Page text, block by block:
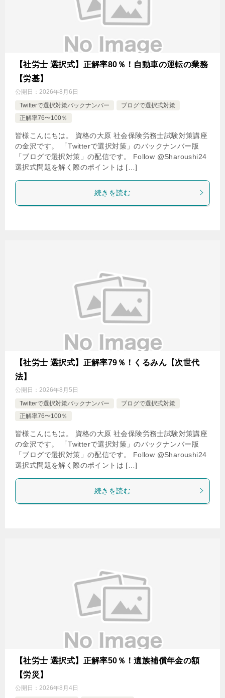
【社労士 選択式】正解率80％！自動車の運転の業務
【労基】
公開日： 2026年8月6日
Twitterで選択対策バックナンバー
ブログで選択式対策
正解率76〜100％
皆様こんにちは。 資格の大原 社会保険労務士試験対策講座
の金沢です。 「Twitterで選択対策」のバックナンバー版
「ブログで選択対策」の配信です。 Follow @Sharoushi24
選択式問題を解く際のポイントは […]
続きを読む
【社労士 選択式】正解率79％！くるみん【次世代
法】
公開日： 2026年8月5日
Twitterで選択対策バックナンバー
ブログで選択式対策
正解率76〜100％
皆様こんにちは。 資格の大原 社会保険労務士試験対策講座
の金沢です。 「Twitterで選択対策」のバックナンバー版
「ブログで選択対策」の配信です。 Follow @Sharoushi24
選択式問題を解く際のポイントは […]
続きを読む
【社労士 選択式】正解率50％！遺族補償年金の額
【労災】
公開日： 2026年8月4日